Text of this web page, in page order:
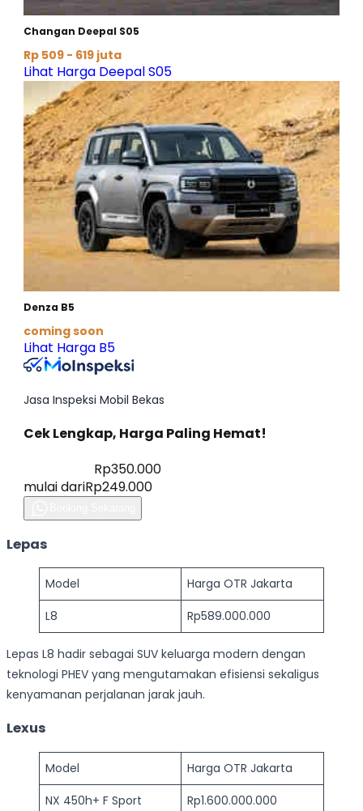
Lepas
Model
Harga OTR Jakarta
L8
Rp589.000.000
Lepas L8 hadir sebagai SUV keluarga modern dengan
teknologi PHEV yang mengutamakan efisiensi sekaligus
kenyamanan perjalanan jarak jauh.
Lexus
Model
Harga OTR Jakarta
NX 450h+ F Sport
Rp1.600.000.000